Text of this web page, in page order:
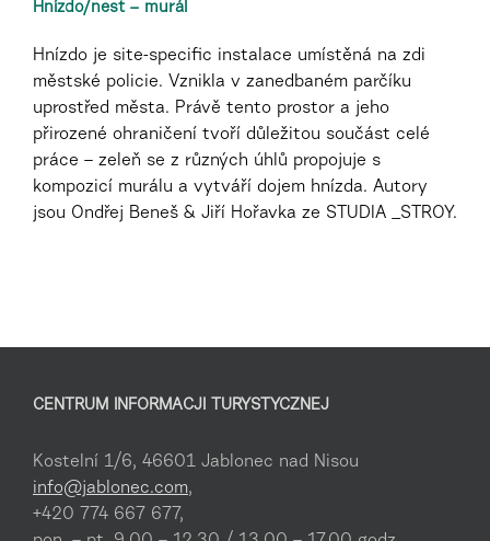
Hnízdo/nest – murál
Hnízdo je site-specific instalace umístěná na zdi
městské policie. Vznikla v zanedbaném parčíku
uprostřed města. Právě tento prostor a jeho
přirozené ohraničení tvoří důležitou součást celé
práce – zeleň se z různých úhlů propojuje s
kompozicí murálu a vytváří dojem hnízda. Autory
jsou Ondřej Beneš & Jiří Hořavka ze STUDIA _STROY.
CENTRUM INFORMACJI TURYSTYCZNEJ
Kostelní 1/6, 46601 Jablonec nad Nisou
info@jablonec.com,
+420 774 667 677,